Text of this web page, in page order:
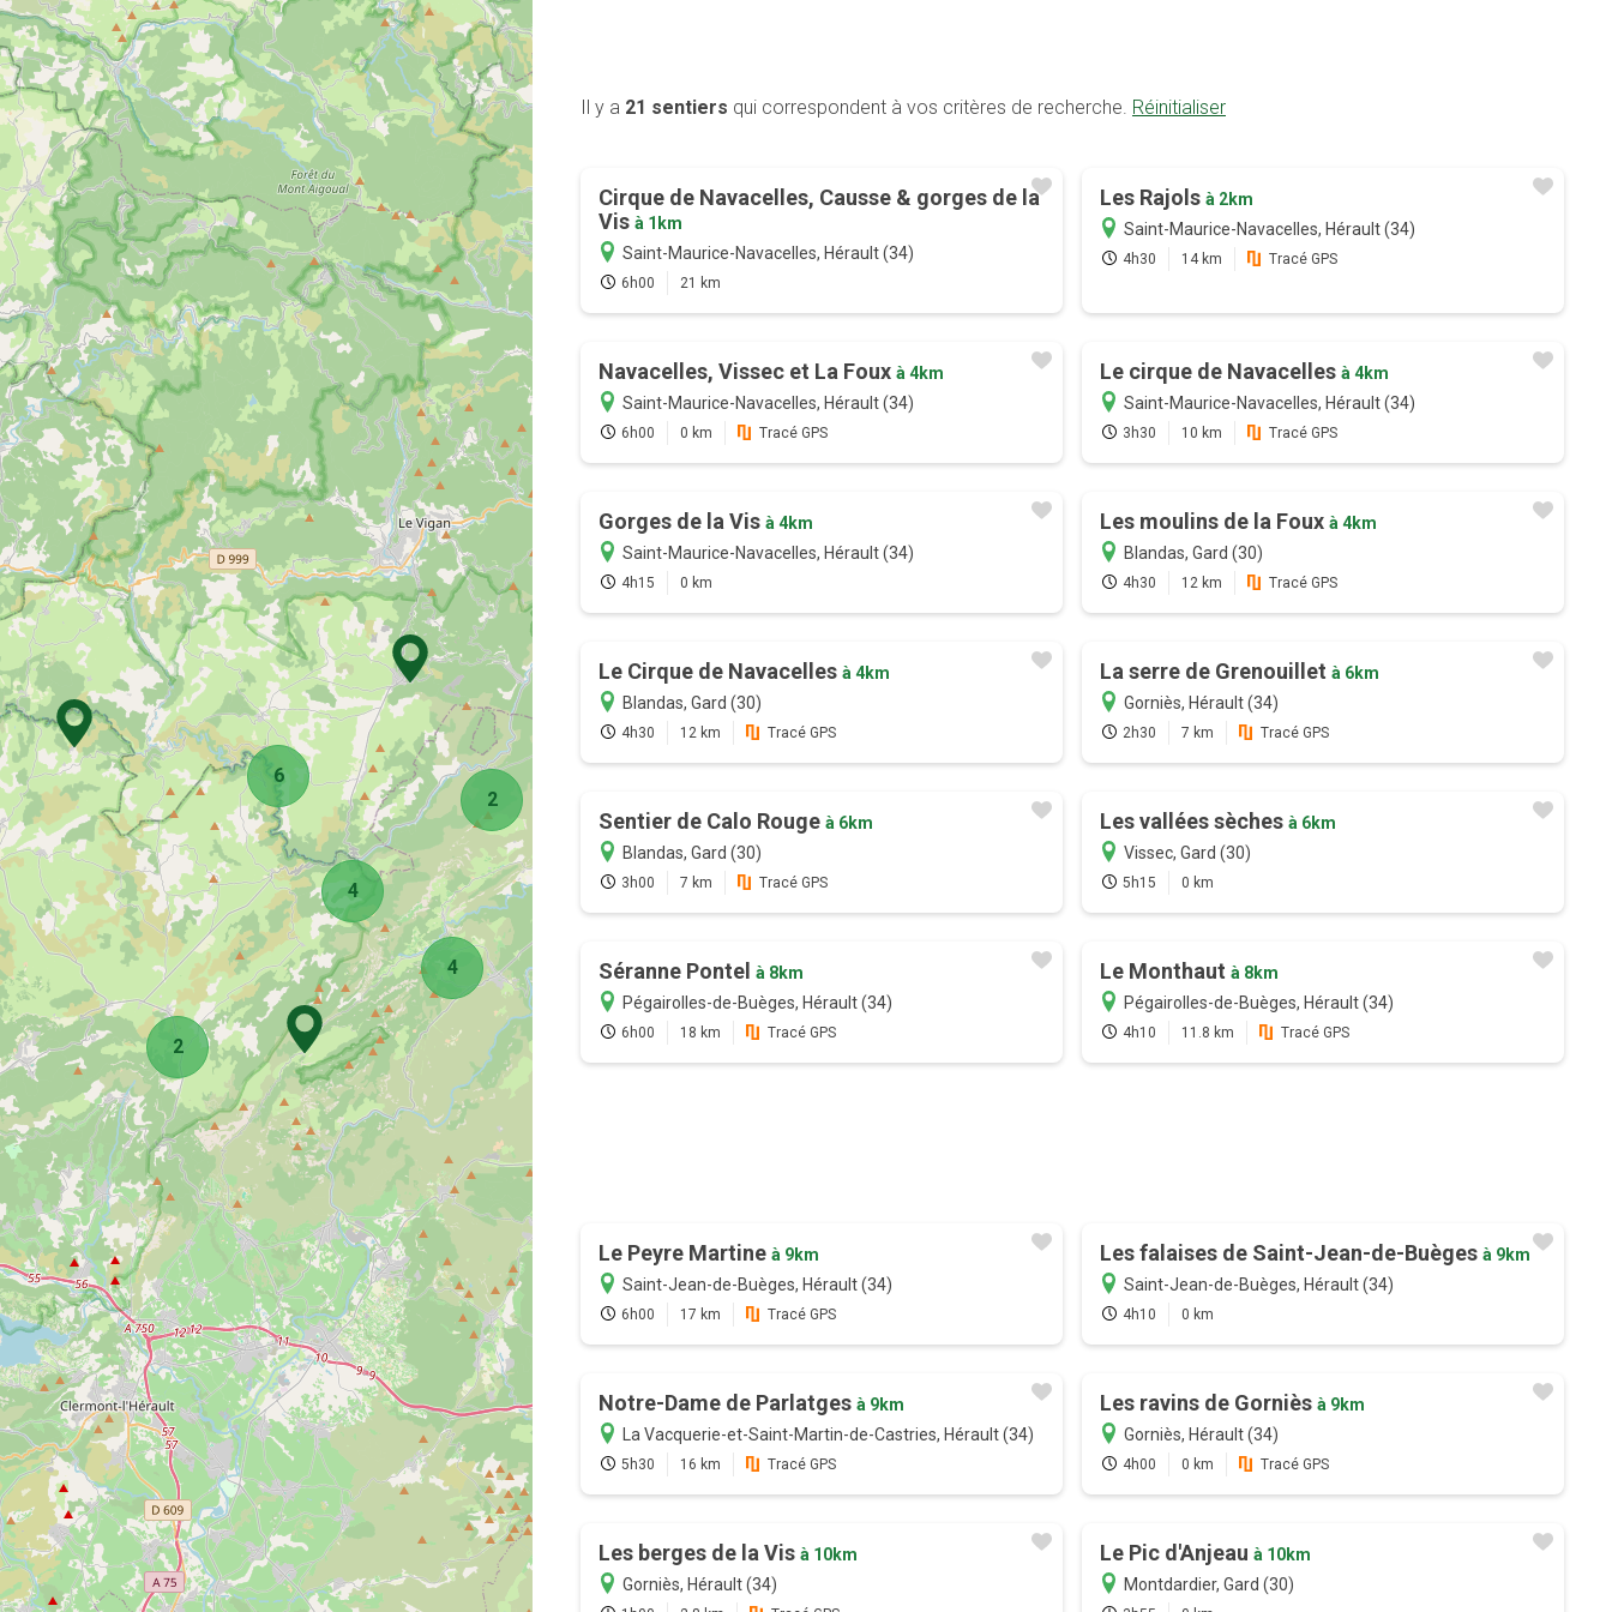
2
2
4
6
4
Il y a 21 sentiers qui correspondent à vos critères de recherche. Réinitialiser
Cirque de Navacelles, Causse & gorges de la
Vis à 1km
Saint-Maurice-Navacelles, Hérault (34)
6h00 21 km
Les Rajols à 2km
Saint-Maurice-Navacelles, Hérault (34)
4h30 14 km Tracé GPS
Navacelles, Vissec et La Foux à 4km
Saint-Maurice-Navacelles, Hérault (34)
6h00 0 km Tracé GPS
Le cirque de Navacelles à 4km
Saint-Maurice-Navacelles, Hérault (34)
3h30 10 km Tracé GPS
Gorges de la Vis à 4km
Saint-Maurice-Navacelles, Hérault (34)
4h15 0 km
Les moulins de la Foux à 4km
Blandas, Gard (30)
4h30 12 km Tracé GPS
Le Cirque de Navacelles à 4km
Blandas, Gard (30)
4h30 12 km Tracé GPS
La serre de Grenouillet à 6km
Gorniès, Hérault (34)
2h30 7 km Tracé GPS
Sentier de Calo Rouge à 6km
Blandas, Gard (30)
3h00 7 km Tracé GPS
Les vallées sèches à 6km
Vissec, Gard (30)
5h15 0 km
Séranne Pontel à 8km
Pégairolles-de-Buèges, Hérault (34)
6h00 18 km Tracé GPS
Le Monthaut à 8km
Pégairolles-de-Buèges, Hérault (34)
4h10 11.8 km Tracé GPS
Le Peyre Martine à 9km
Saint-Jean-de-Buèges, Hérault (34)
6h00 17 km Tracé GPS
Les falaises de Saint-Jean-de-Buèges à 9km
Saint-Jean-de-Buèges, Hérault (34)
4h10 0 km
Notre-Dame de Parlatges à 9km
La Vacquerie-et-Saint-Martin-de-Castries, Hérault (34)
5h30 16 km Tracé GPS
Les ravins de Gorniès à 9km
Gorniès, Hérault (34)
4h00 0 km Tracé GPS
Les berges de la Vis à 10km
Gorniès, Hérault (34)
Le Pic d'Anjeau à 10km
Montdardier, Gard (30)